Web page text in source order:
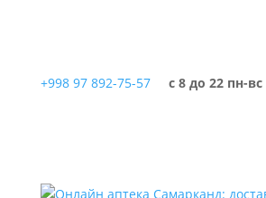
+998 97 892-75-57 с 8 до 22 пн-вс